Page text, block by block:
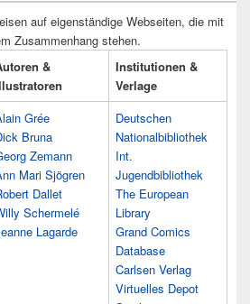
auf eigenständige Webseiten, die mit
Zusammenhang stehen.
&
Institutionen &
Verlage
Grée
Bruna
Zemann
Mari Sjögren
Dallet
Schermelé
Lagarde
Deutschen
Nationalbibliothek
Int.
Jugendbibliothek
The European
Library
Grand Comics
Database
Carlsen Verlag
Virtuelles Depot